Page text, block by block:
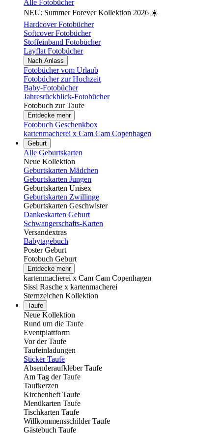
Alle Fotobücher
NEU: Summer Forever Kollektion 2026 ☀️
Hardcover Fotobücher
Softcover Fotobücher
Stoffeinband Fotobücher
Layflat Fotobücher
Nach Anlass
Fotobücher vom Urlaub
Fotobücher zur Hochzeit
Baby-Fotobücher
Jahresrückblick-Fotobücher
Fotobuch zur Taufe
Entdecke mehr
Fotobuch Geschenkbox
kartenmacherei x Cam Cam Copenhagen
Geburt
Alle Geburtskarten
Neue Kollektion
Geburtskarten Mädchen
Geburtskarten Jungen
Geburtskarten Unisex
Geburtskarten Zwillinge
Geburtskarten Geschwister
Dankeskarten Geburt
Schwangerschafts-Karten
Versandextras
Babytagebuch
Poster Geburt
Fotobuch Geburt
Entdecke mehr
kartenmacherei x Cam Cam Copenhagen
Sissi Rasche x kartenmacherei
Sternzeichen Kollektion
Taufe
Neue Kollektion
Rund um die Taufe
Eventplattform
Vor der Taufe
Taufeinladungen
Sticker Taufe
Absenderaufkleber Taufe
Am Tag der Taufe
Taufkerzen
Kirchenheft Taufe
Menükarten Taufe
Tischkarten Taufe
Willkommensschilder Taufe
Gästebuch Taufe